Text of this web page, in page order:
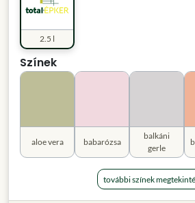
2.5 l
Színek
aloe vera babarózsa
balkáni
gerle
további színek